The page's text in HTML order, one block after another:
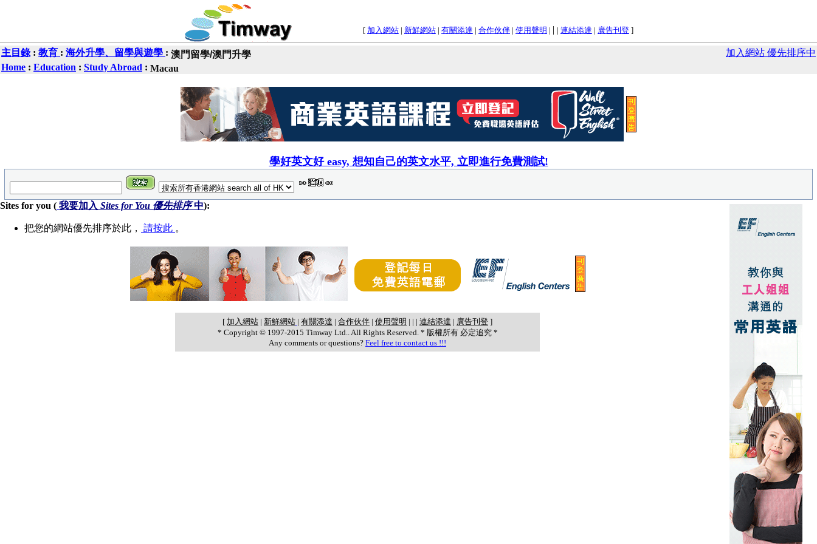
[ 加入網站 | 新鮮網站 | 有關添達 | 合作伙伴 | 使用聲明 | | | 連結添達 | 廣告刊登 ]
主目錄: 教育 : 海外升學、留學與遊學 : 澳門留學/澳門升學
加入網站 優先排序中
Home : Education : Study Abroad : Macau
學好英文好 easy, 想知自己的英文水平, 立即進行免費測試!
Sites for you ( 我要加入 Sites for You 優先排序中):
把您的網站優先排序於此， 請按此 。
[ 加入網站 | 新鮮網站 | 有關添達 | 合作伙伴 | 使用聲明 | | | 連結添達 | 廣告刊登 ]
* Copyright © 1997-2015 Timway Ltd.. All Rights Reserved. * 版權所有 必定追究 *
Any comments or questions? Feel free to contact us !!!